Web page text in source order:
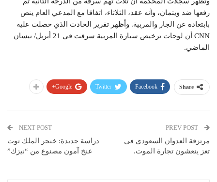
رفعها ضد ويتمان، وأنه عقد، الثلاثاء، اتفاقا مع المدعي العام ينص
بابتعاده عن الجار والمربية. وأظهر تقرير الحادث الذي حصلت عليه
CNN أن لوحات ترخيص سيارة المربية سرقت في 21 أبريل/ نيسان
الماضي.
Share
Facebook
Twitter
Google+
مرتزقة العدوان السعودي في
تعز ينعشون تجارة الموت.
NEXT POST
دراسة جديدة: خنجر الملك توت
عنخ آمون مصنوع من “نيزك”